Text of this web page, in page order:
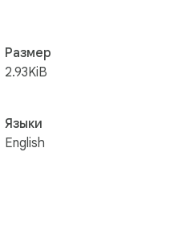
Размер
2.93KiB
Языки
English